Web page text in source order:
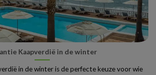
Kaapverdië in de winter
in de winter is de perfecte keuze voor wie